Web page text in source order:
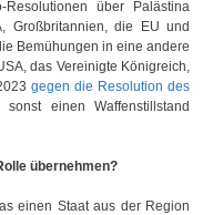
über Palästina
Großbritannien, die EU und
Bemühungen in eine andere
das Vereinigte Königreich,
gegen die Resolution des
einen Waffenstillstand
übernehmen?
einen Staat aus der Region